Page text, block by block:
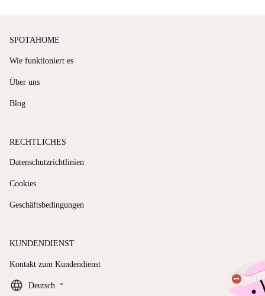
SPOTAHOME
Wie funktioniert es
Über uns
Blog
RECHTLICHES
Datenschutzrichtlinien
Cookies
Geschäftsbedingungen
KUNDENDIENST
Kontakt zum Kundendienst
Deutsch keyboard_arrow_down